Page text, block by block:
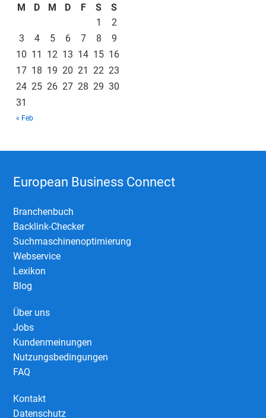
M D M D F S S
« Feb
1
2
3
4 5 6 7 8
9
10 11 12 13 14 15 16
17 18 19 20 21 22 23
24 25 26 27 28 29 30
31
European Business Connect
Branchenbuch
Backlink-Checker
Suchmaschinenoptimierung
Webservice
Lexikon
Blog
Über uns
Jobs
Kundenmeinungen
Nutzungsbedingungen
FAQ
Kontakt
Datenschutz